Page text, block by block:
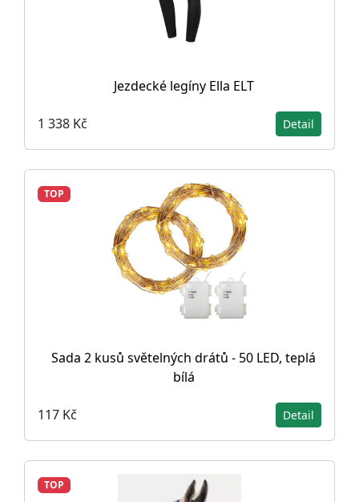
Jezdecké legíny Ella ELT
1 338 Kč Detail
TOP
Sada 2 kusů světelných drátů - 50 LED, teplá
bílá
117 Kč Detail
TOP